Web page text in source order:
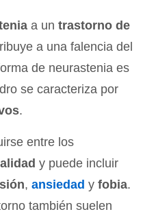
a un trastorno de
a una falencia del
de neurastenia es
se caracteriza por
.
entre los
y puede incluir
, ansiedad y fobia.
también suelen